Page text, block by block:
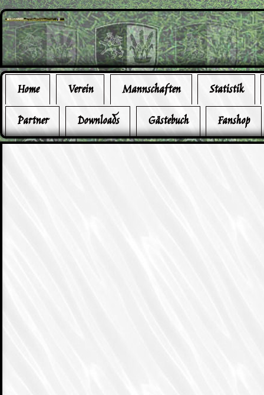
Home Verein Mannschaften
Statistik
Partner
Downloads Gästebuch Fanshop